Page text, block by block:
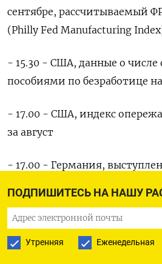
ПОДПИШИТЕСЬ НА НАШУ
Утренняя Еженедельная
сентябре, рассчитываемый
(Philly Fed Manufacturing
- 15.30 - США, данные о числе
пособиями по безработице
- 17.00 - США, индекс
за август
- 17.00 - Германия,
- 17.30 - США, данные об
природного газа на прошлой
предоставляемые